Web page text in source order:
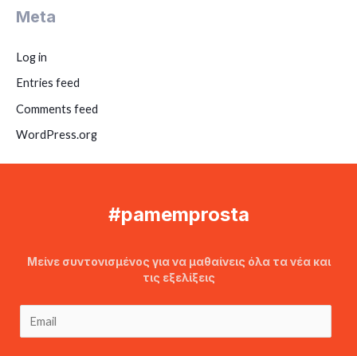
Meta
Log in
Entries feed
Comments feed
WordPress.org
#pamemprosta
Μείνε συντονισμένος για να μαθαίνεις όλα τα νέα και
τις εξελίξεις